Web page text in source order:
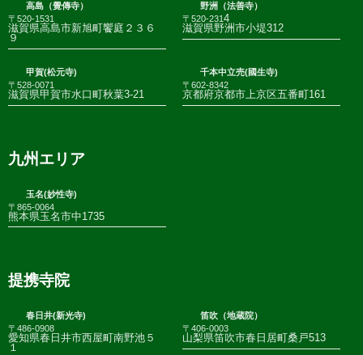
高島（覺傳寺）
〒520-1531
滋賀県高島市新旭町饗庭２３６
９
野洲（法善寺）
〒520-2314
滋賀県野洲市小堤312
甲賀(松元寺)
〒528-0071
滋賀県甲賀市水口町秋葉3-21
千本中立売(國生寺)
〒602-8342
京都府京都市上京区五番町161
九州エリア
玉名(妙性寺)
〒865-0064
熊本県玉名市中1735
提携寺院
春日井(新光寺)
〒486-0908
愛知県春日井市西屋町南野池５
１
笛吹（地蔵院）
〒406-0003
山梨県笛吹市春日居町桑戸513